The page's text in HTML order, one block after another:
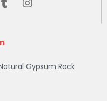
Gypsum Rock